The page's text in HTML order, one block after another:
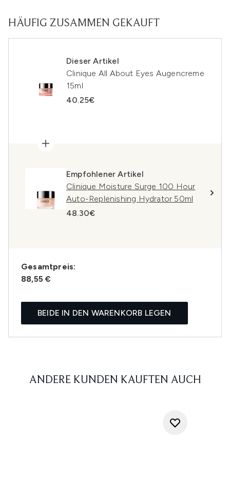
HÄUFIG ZUSAMMEN GEKAUFT
Dieser Artikel
Clinique All About Eyes Augencreme
15ml
40.25€
Empfohlener Artikel
Clinique Moisture Surge 100 Hour
Auto-Replenishing Hydrator 50ml
48.30€
Gesamtpreis:
88,55 €
BEIDE IN DEN WARENKORB LEGEN
ANDERE KUNDEN KAUFTEN AUCH